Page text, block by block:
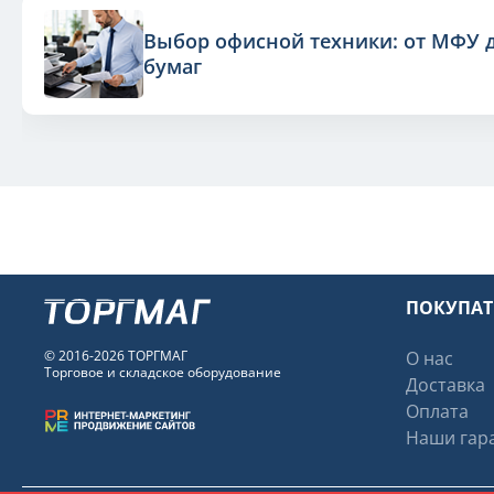
Выбор офисной техники: от МФУ
бумаг
© 2016-2026 ТОРГМАГ
Торговое и складское оборудование
О нас
Доставка
Оплата
Наши